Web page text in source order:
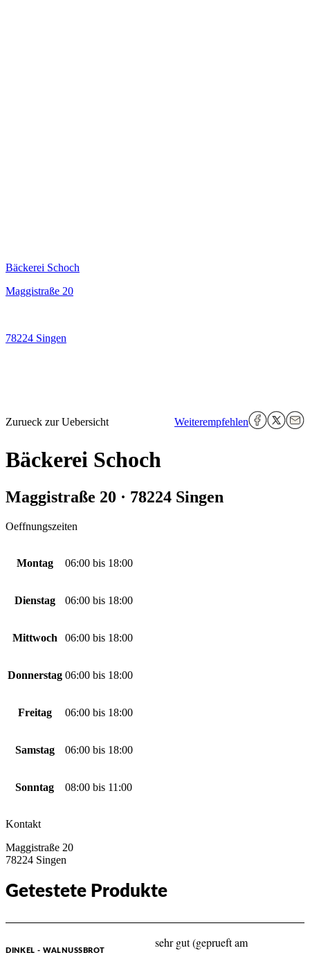
Bäckerei Schoch
Maggistraße 20
78224 Singen
Zurueck zur Uebersicht Weiterempfehlen
Bäckerei Schoch
Maggistraße 20 · 78224 Singen
Oeffnungszeiten
Montag 06:00 bis 18:00
Dienstag 06:00 bis 18:00
Mittwoch 06:00 bis 18:00
Donnerstag 06:00 bis 18:00
Freitag 06:00 bis 18:00
Samstag 06:00 bis 18:00
Sonntag 08:00 bis 11:00
Kontakt
Maggistraße 20
78224 Singen
Getestete Produkte
DINKEL - WALNUSSBROT
sehr gut (geprueft am